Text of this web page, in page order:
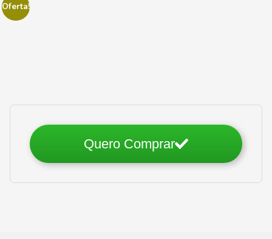
Oferta!
Quero Comprar